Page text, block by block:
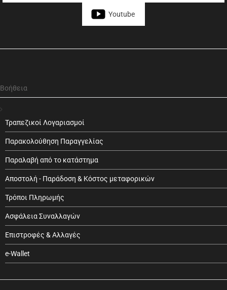
Youtube
Βοήθεια
Τραπεζικοί Λογαριασμοί
Παρακολούθηση Παραγγελίας
Παραλαβή από το κατάστημα
Αποστολή - Παράδοση & Κόστος μεταφορικών
Τρόποι Πληρωμής
Ασφάλεια Συναλλαγών
Επιστροφές & Αλλαγές
e-Wallet